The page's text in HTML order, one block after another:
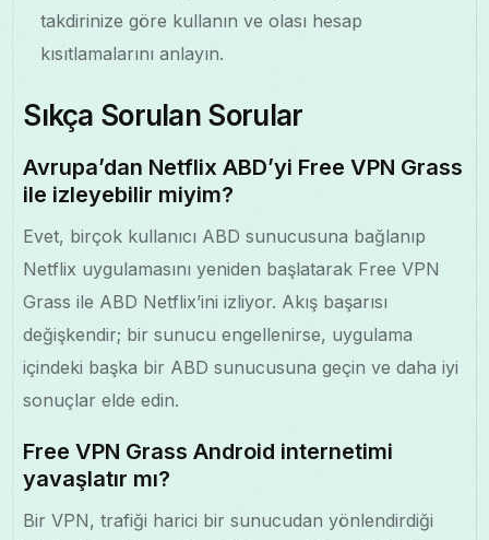
takdirinize göre kullanın ve olası hesap
kısıtlamalarını anlayın.
Sıkça Sorulan Sorular
Avrupa’dan Netflix ABD’yi Free VPN Grass
ile izleyebilir miyim?
Evet, birçok kullanıcı ABD sunucusuna bağlanıp
Netflix uygulamasını yeniden başlatarak Free VPN
Grass ile ABD Netflix’ini izliyor. Akış başarısı
değişkendir; bir sunucu engellenirse, uygulama
içindeki başka bir ABD sunucusuna geçin ve daha iyi
sonuçlar elde edin.
Free VPN Grass Android internetimi
yavaşlatır mı?
Bir VPN, trafiği harici bir sunucudan yönlendirdiği